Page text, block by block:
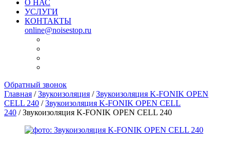
О НАС
УСЛУГИ
КОНТАКТЫ
online@noisestop.ru
Обратный звонок
Главная /Звукоизоляция /Звукоизоляция K-FONIK OPEN
CELL 240 /Звукоизоляция K-FONIK OPEN CELL
240 / Звукоизоляция K-FONIK OPEN CELL 240